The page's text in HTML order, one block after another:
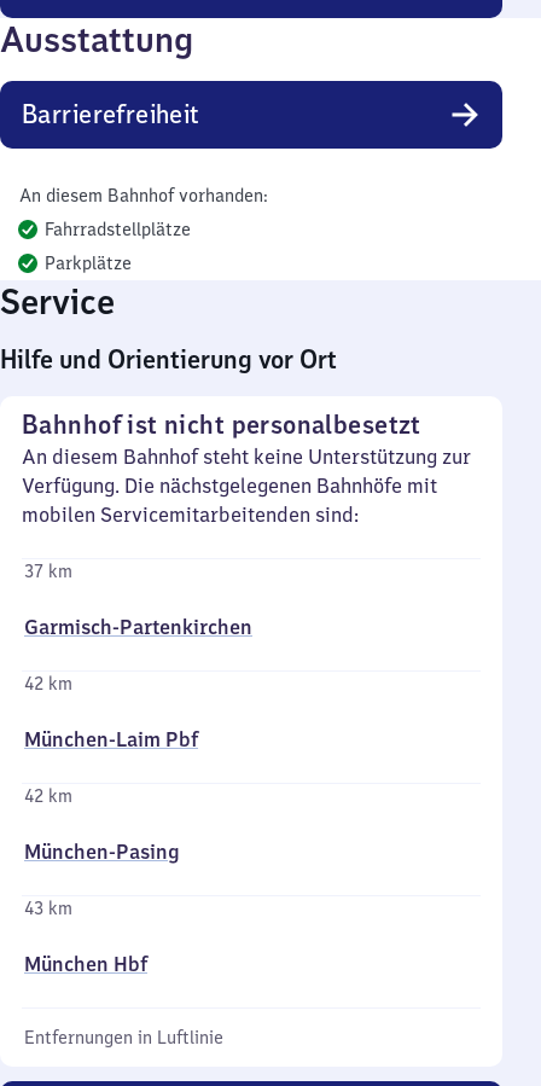
Ausstattung
Barrierefreiheit
An diesem Bahnhof vorhanden:
Fahrradstellplätze
Parkplätze
Service
Hilfe und Orientierung vor Ort
Bahnhof ist nicht personalbesetzt
An diesem Bahnhof steht keine Unterstützung zur
Verfügung. Die nächstgelegenen Bahnhöfe mit
mobilen Servicemitarbeitenden sind:
37 km
Garmisch-Partenkirchen
42 km
München-Laim Pbf
42 km
München-Pasing
43 km
München Hbf
Entfernungen in Luftlinie